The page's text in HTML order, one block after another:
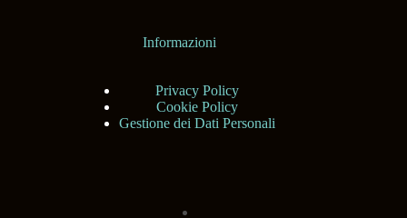
Informazioni
Privacy Policy
Cookie Policy
Gestione dei Dati Personali